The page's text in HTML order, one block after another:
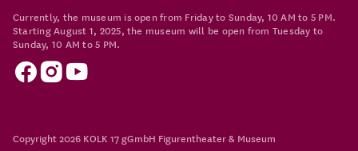
Currently, the museum is open from Friday to Sunday, 10 AM to 5 PM.
Starting August 1, 2025, the museum will be open from Tuesday to
Sunday, 10 AM to 5 PM.
Copyright 2026 KOLK 17 gGmbH Figurentheater & Museum